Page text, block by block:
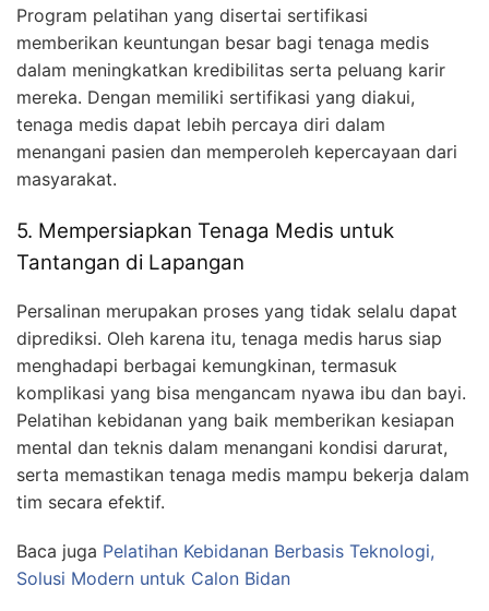
Program pelatihan yang disertai sertifikasi
memberikan keuntungan besar bagi tenaga medis
dalam meningkatkan kredibilitas serta peluang karir
mereka. Dengan memiliki sertifikasi yang diakui,
tenaga medis dapat lebih percaya diri dalam
menangani pasien dan memperoleh kepercayaan dari
masyarakat.
5. Mempersiapkan Tenaga Medis untuk
Tantangan di Lapangan
Persalinan merupakan proses yang tidak selalu dapat
diprediksi. Oleh karena itu, tenaga medis harus siap
menghadapi berbagai kemungkinan, termasuk
komplikasi yang bisa mengancam nyawa ibu dan bayi.
Pelatihan kebidanan yang baik memberikan kesiapan
mental dan teknis dalam menangani kondisi darurat,
serta memastikan tenaga medis mampu bekerja dalam
tim secara efektif.
Baca juga Pelatihan Kebidanan Berbasis Teknologi,
Solusi Modern untuk Calon Bidan